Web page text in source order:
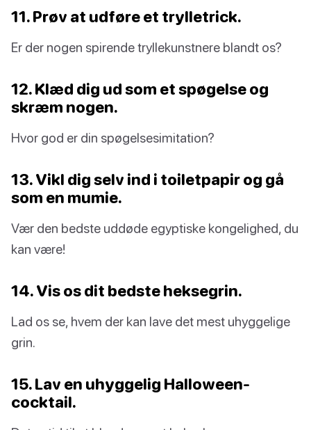
11. Prøv at udføre et trylletrick.
Er der nogen spirende tryllekunstnere blandt os?
12. Klæd dig ud som et spøgelse og
skræm nogen.
Hvor god er din spøgelsesimitation?
13. Vikl dig selv ind i toiletpapir og gå
som en mumie.
Vær den bedste uddøde egyptiske kongelighed, du
kan være!
14. Vis os dit bedste heksegrin.
Lad os se, hvem der kan lave det mest uhyggelige
grin.
15. Lav en uhyggelig Halloween-
cocktail.